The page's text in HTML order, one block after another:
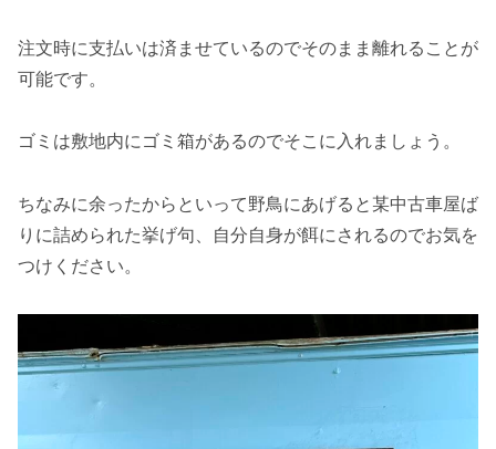
注文時に支払いは済ませているのでそのまま離れることが
可能です。
ゴミは敷地内にゴミ箱があるのでそこに入れましょう。
ちなみに余ったからといって野鳥にあげると某中古車屋ば
りに詰められた挙げ句、自分自身が餌にされるのでお気を
つけください。